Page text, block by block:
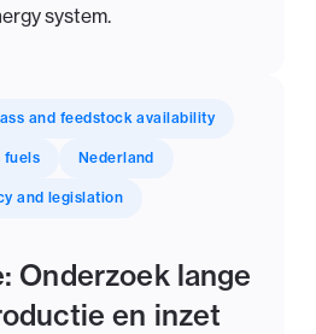
system.
and feedstock availability
fuels Nederland
and legislation
Onderzoek lange
en inzet